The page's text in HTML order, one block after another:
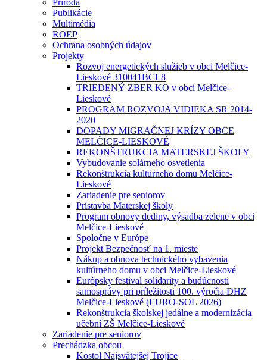
Príroda
Publikácie
Multimédia
ROEP
Ochrana osobných údajov
Projekty
Rozvoj energetických služieb v obci Melčice-
Lieskové 310041BCL8
TRIEDENÝ ZBER KO v obci Melčice-
Lieskové
PROGRAM ROZVOJA VIDIEKA SR 2014-
2020
DOPADY MIGRAČNEJ KRÍZY OBCE
MELČICE-LIESKOVÉ
REKONŠTRUKCIA MATERSKEJ ŠKOLY
Vybudovanie solárneho osvetlenia
Rekonštrukcia kultúrneho domu Melčice-
Lieskové
Zariadenie pre seniorov
Prístavba Materskej školy
Program obnovy dediny, výsadba zelene v obci
Melčice-Lieskové
Spoločne v Európe
Projekt Bezpečnosť na 1. mieste
Nákup a obnova technického vybavenia
kultúrneho domu v obci Melčice-Lieskové
Európsky festival solidarity a budúcnosti
samosprávy pri príležitosti 100. výročia DHZ
Melčice-Lieskové (EURO-SOL 2026)
Rekonštrukcia školskej jedálne a modernizácia
učební ZŠ Melčice-Lieskové
Zariadenie pre seniorov
Prechádzka obcou
Kostol Najsvätejšej Trojice